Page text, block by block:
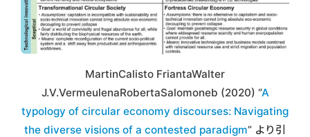
MartinCalisto FriantaWalter
J.V.VermeulenaRobertaSalomoneb (2020) “A
typology of circular economy discourses: Navigating
the diverse visions of a contested paradigm” より引